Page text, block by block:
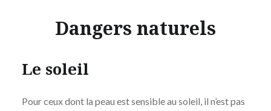
Dangers naturels
Le soleil
Pour ceux dont la peau est sensible au soleil, il n’est pas